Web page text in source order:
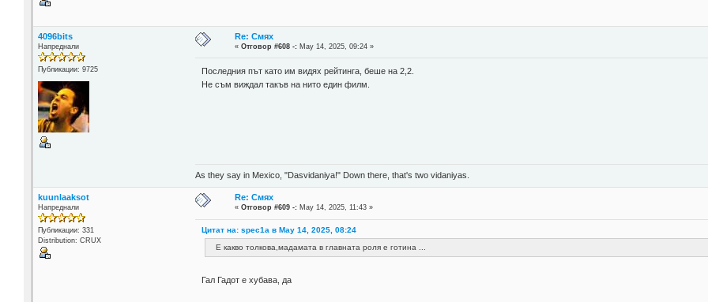
4096bits
Напреднали
Публикации: 9725
Re: Смях
«Отговор #608 -: May 14, 2025, 09:24 »
Последния път като им видях рейтинга, беше на 2,2.
Не съм виждал такъв на нито един филм.
As they say in Mexico, "Dasvidaniya!" Down there, that's two vidaniyas.
kuunlaaksot
Напреднали
Публикации: 331
Distribution: CRUX
Re: Смях
«Отговор #609 -: May 14, 2025, 11:43 »
Цитат на: spec1a в May 14, 2025, 08:24
Е какво толкова,мадамата в главната роля е готина ...
Гал Гадот е хубава, да